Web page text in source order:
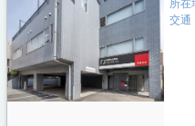
所在
交通